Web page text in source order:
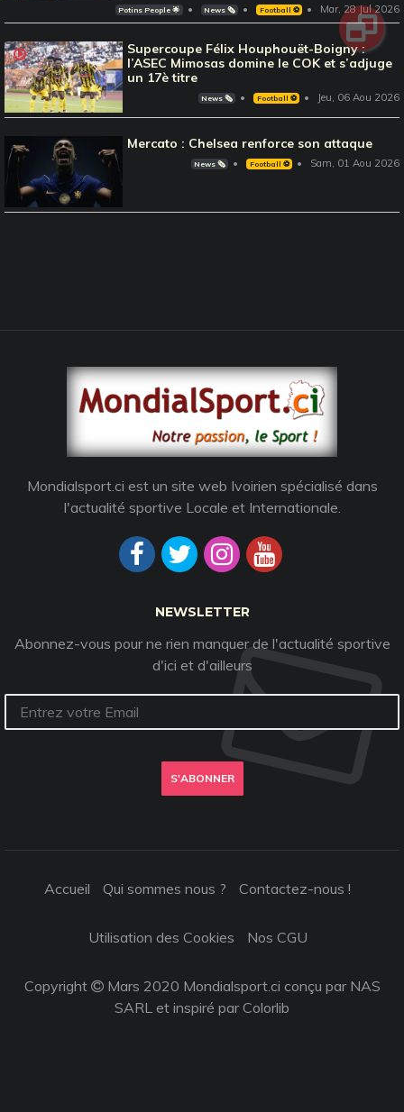
Potins People 🌟 News 🗞️ Football ⚽️ Mar, 28 Jul 2026
Supercoupe Félix Houphouët-Boigny :
l’ASEC Mimosas domine le COK et s’adjuge
un 17è titre
News 🗞️ Football ⚽️ Jeu, 06 Aou 2026
Mercato : Chelsea renforce son attaque
News 🗞️ Football ⚽️ Sam, 01 Aou 2026
Mondialsport.ci est un site web Ivoirien spécialisé dans
l'actualité sportive Locale et Internationale.
NEWSLETTER
Abonnez-vous pour ne rien manquer de l'actualité sportive
d'ici et d'ailleurs
S'ABONNER
Accueil Qui sommes nous ? Contactez-nous !
Utilisation des Cookies Nos CGU
Copyright
Mars 2020 Mondialsport.ci conçu par NAS
SARL et inspiré parColorlib